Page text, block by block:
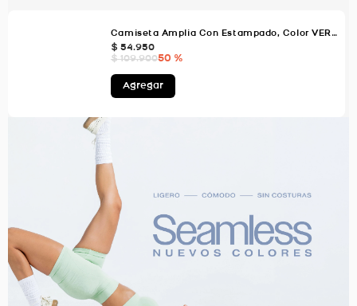
Camiseta Amplia Con Estampado, Color VERDE AGUA Para Mujer
$ 54.950
$ 109.90050 %
Agregar